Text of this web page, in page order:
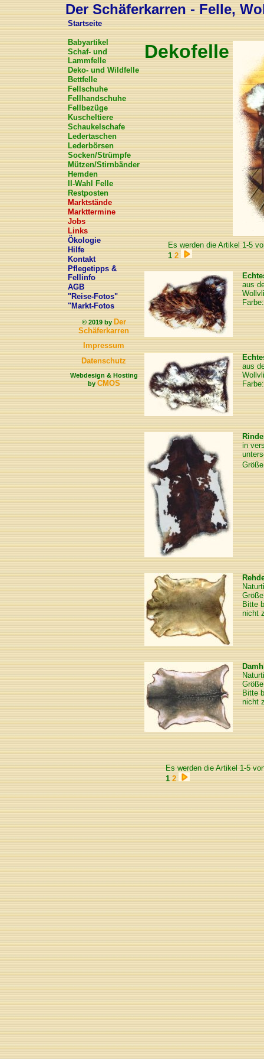
Der Schäferkarren - Felle,
Startseite
Babyartikel
Schaf- und
Lammfelle
Deko- und Wildfelle
Bettfelle
Fellschuhe
Fellhandschuhe
Fellbezüge
Kuscheltiere
Schaukelschafe
Ledertaschen
Lederbörsen
Socken/Strümpfe
Mützen/Stirnbänder
Hemden
II-Wahl Felle
Restposten
Marktstände
Markttermine
Jobs
Links
Ökologie
Hilfe
Kontakt
Pflegetipps &
Fellinfo
AGB
"Reise-Fotos"
"Markt-Fotos
© 2019 byDer
Schäferkarren
Impressum
Datenschutz
Webdesign & Hosting
byCMOS
Dekofelle
Es werden die Artikel 1-5
1 2
aus
aus
in
Bitte
nicht
Bitte
nicht
Es werden die Artikel 1-5
1 2